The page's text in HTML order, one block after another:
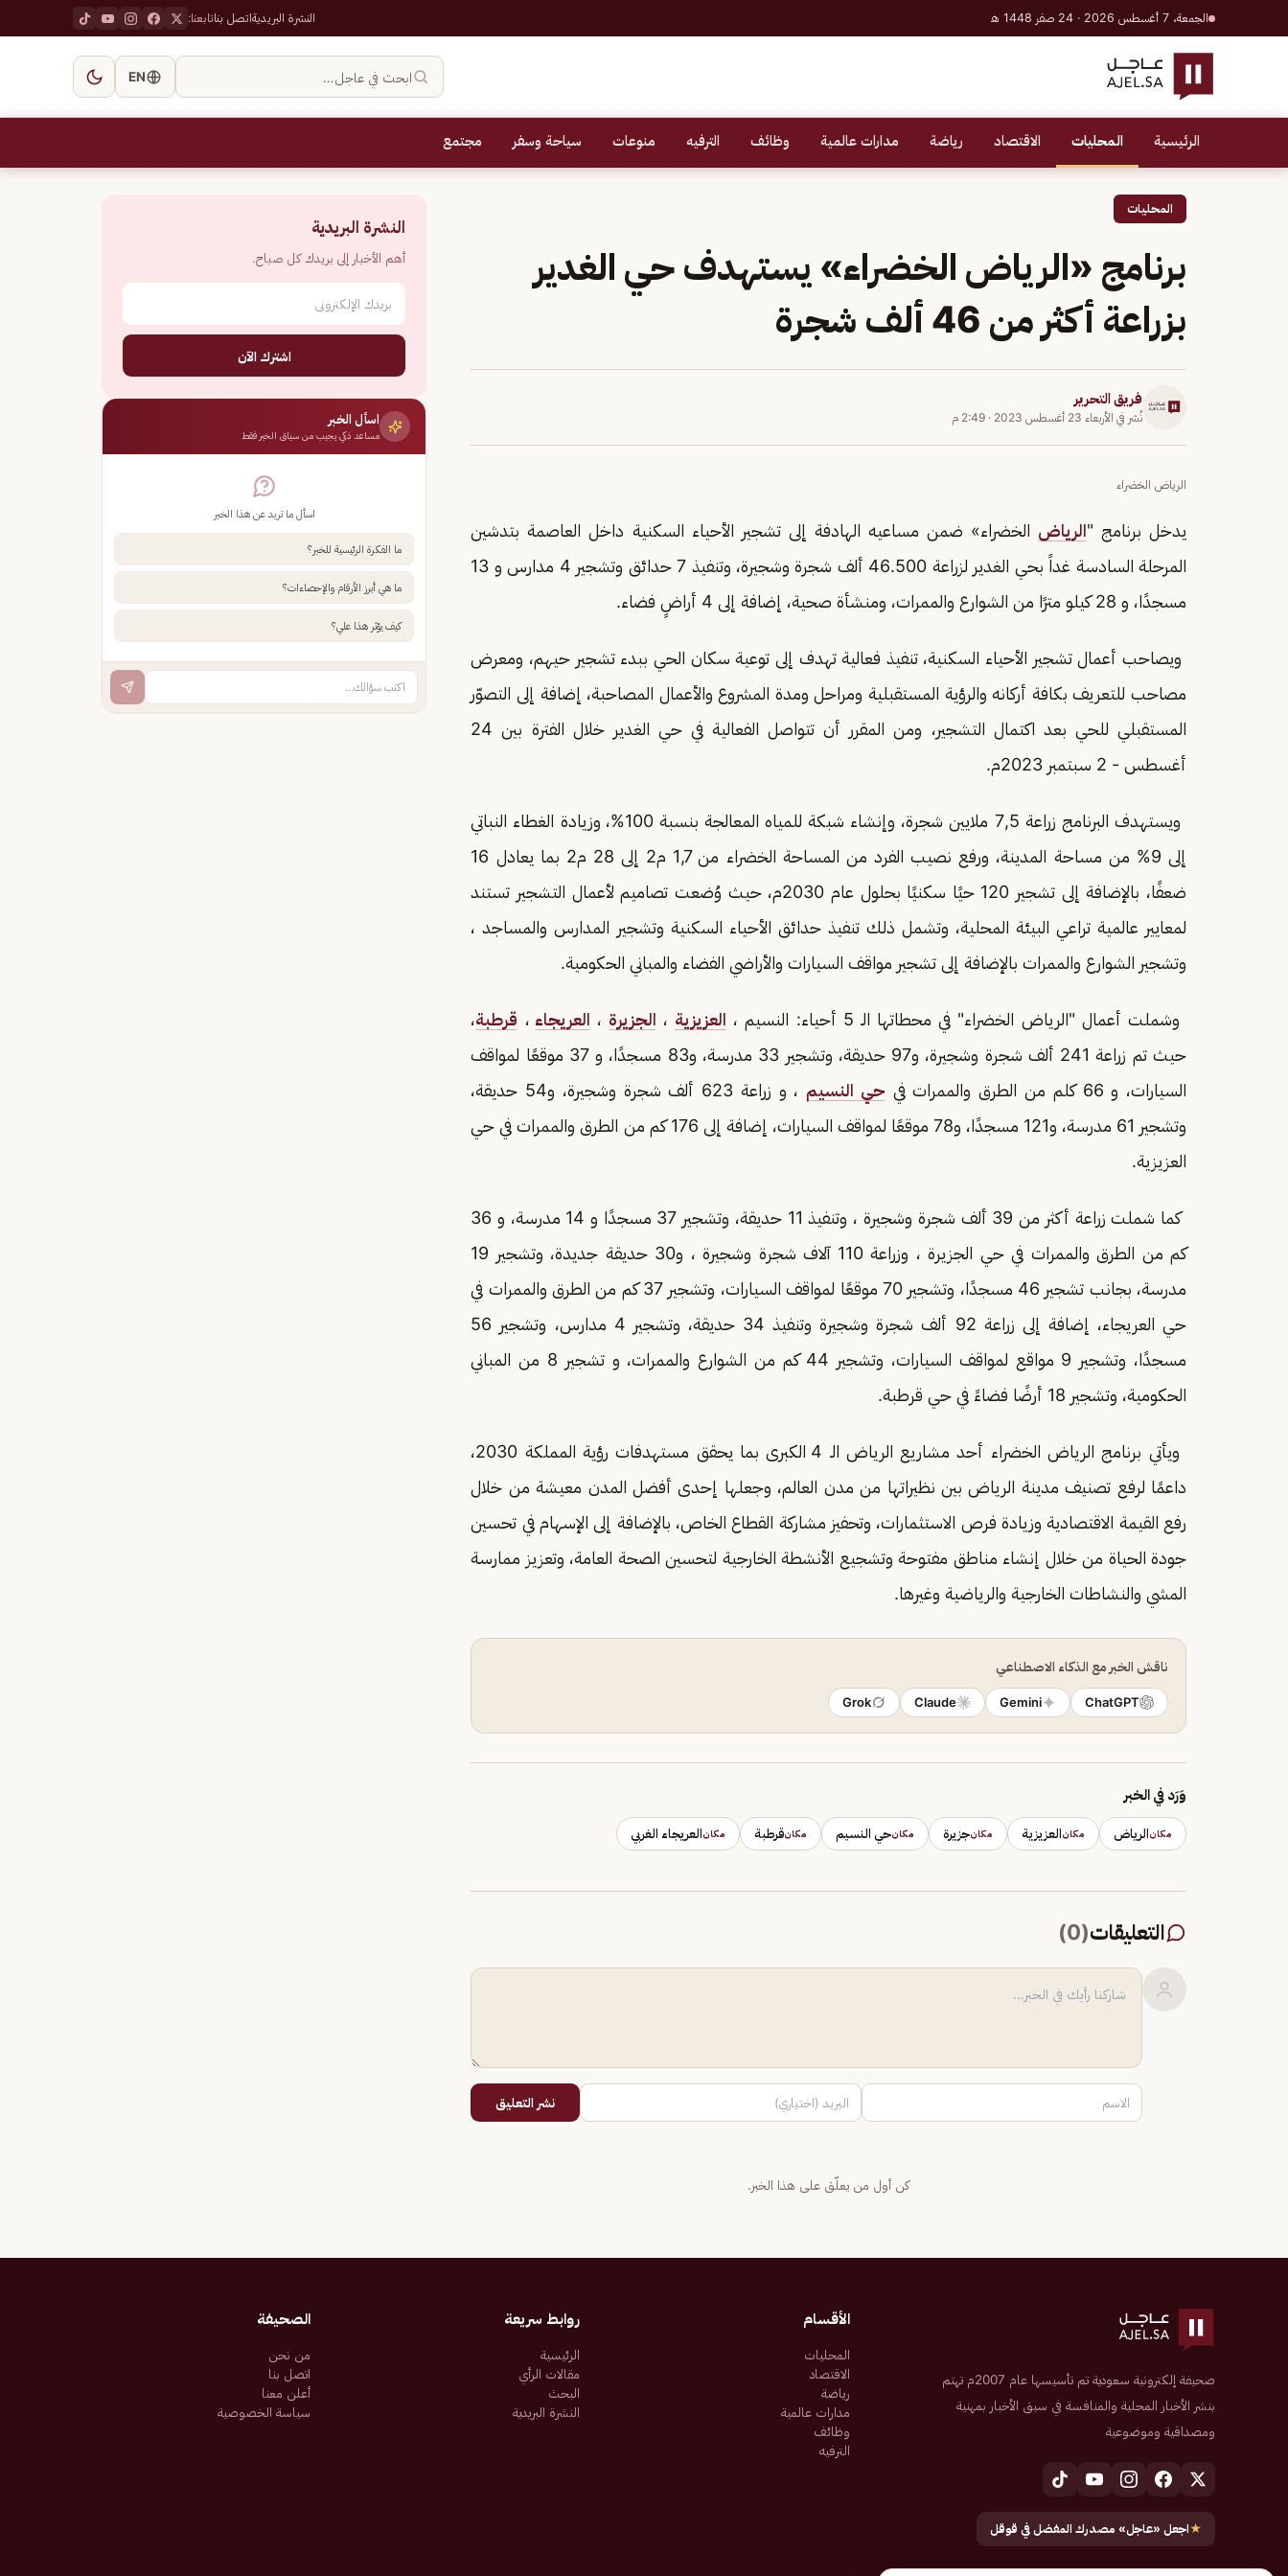
الجمعة، 7 أغسطس 2026 · 24 صفر 1448 هـ النشرة البريديةاتصل بناتابعنا:
ابحث في عاجل… EN
الرئيسية المحليات الاقتصاد رياضة مدارات عالمية وظائف الترفيه منوعات سياحة وسفر مجتمع
المحليات
برنامج «الرياض الخضراء» يستهدف حي الغدير
بزراعة أكثر من 46 ألف شجرة
فريق التحرير
نُشر في الأربعاء 23 أغسطس 2023 · 2:49 م
الرياض الخضراء
يدخل برنامج "الرياض الخضراء» ضمن مساعيه الهادفة إلى تشجير الأحياء السكنية داخل العاصمة بتدشين
المرحلة السادسة غداً بحي الغدير لزراعة 46.500 ألف شجرة وشجيرة، وتنفيذ 7 حدائق وتشجير 4 مدارس و 13
مسجدًا، و 28 كيلو مترًا من الشوارع والممرات، ومنشأة صحية، إضافة إلى 4 أراضٍ فضاء.
ويصاحب أعمال تشجير الأحياء السكنية، تنفيذ فعالية تهدف إلى توعية سكان الحي ببدء تشجير حيهم، ومعرض
مصاحب للتعريف بكافة أركانه والرؤية المستقبلية ومراحل ومدة المشروع والأعمال المصاحبة، إضافة إلى التصوّر
المستقبلي للحي بعد اكتمال التشجير، ومن المقرر أن تتواصل الفعالية في حي الغدير خلال الفترة بين 24
أغسطس - 2 سبتمبر 2023م.
ويستهدف البرنامج زراعة 7,5 ملايين شجرة، وإنشاء شبكة للمياه المعالجة بنسبة 100%، وزيادة الغطاء النباتي
إلى 9% من مساحة المدينة، ورفع نصيب الفرد من المساحة الخضراء من 1,7 م2 إلى 28 م2 بما يعادل 16
ضعفًا، بالإضافة إلى تشجير 120 حيًا سكنيًا بحلول عام 2030م، حيث وُضعت تصاميم لأعمال التشجير تستند
لمعايير عالمية تراعي البيئة المحلية، وتشمل ذلك تنفيذ حدائق الأحياء السكنية وتشجير المدارس والمساجد ،
وتشجير الشوارع والممرات بالإضافة إلى تشجير مواقف السيارات والأراضي الفضاء والمباني الحكومية.
وشملت أعمال "الرياض الخضراء" في محطاتها الـ 5 أحياء: النسيم ، العزيزية ، الجزيرة ، العريجاء ، قرطبة،
حيث تم زراعة 241 ألف شجرة وشجيرة، و97 حديقة، وتشجير 33 مدرسة، و83 مسجدًا، و 37 موقعًا لمواقف
السيارات، و 66 كلم من الطرق والممرات في
حي النسيم
، و زراعة 623 ألف شجرة وشجيرة، و54 حديقة،
وتشجير 61 مدرسة، و121 مسجدًا، و78 موقعًا لمواقف السيارات، إضافة إلى 176 كم من الطرق والممرات في حي
العزيزية.
كما شملت زراعة أكثر من 39 ألف شجرة وشجيرة ، وتنفيذ 11 حديقة، وتشجير 37 مسجدًا و 14 مدرسة، و 36
كم من الطرق والممرات في حي الجزيرة ، وزراعة 110 آلاف شجرة وشجيرة ، و30 حديقة جديدة، وتشجير 19
مدرسة، بجانب تشجير 46 مسجدًا، وتشجير 70 موقعًا لمواقف السيارات، وتشجير 37 كم من الطرق والممرات في
حي العريجاء، إضافة إلى زراعة 92 ألف شجرة وشجيرة وتنفيذ 34 حديقة، وتشجير 4 مدارس، وتشجير 56
مسجدًا، وتشجير 9 مواقع لمواقف السيارات، وتشجير 44 كم من الشوارع والممرات، و تشجير 8 من المباني
الحكومية، وتشجير 18 أرضًا فضاءً في حي قرطبة.
ويأتي برنامج الرياض الخضراء أحد مشاريع الرياض الـ 4 الكبرى بما يحقق مستهدفات رؤية المملكة 2030،
داعمًا لرفع تصنيف مدينة الرياض بين نظيراتها من مدن العالم، وجعلها إحدى أفضل المدن معيشة من خلال
رفع القيمة الاقتصادية وزيادة فرص الاستثمارات، وتحفيز مشاركة القطاع الخاص، بالإضافة إلى الإسهام في تحسين
جودة الحياة من خلال إنشاء مناطق مفتوحة وتشجيع الأنشطة الخارجية لتحسين الصحة العامة، وتعزيز ممارسة
المشي والنشاطات الخارجية والرياضية وغيرها.
ناقش الخبر مع الذكاء الاصطناعي
ChatGPT
Gemini
Claude
Grok
وَرَد في الخبر
مكانالرياض مكانالعزيزية مكانجزيرة مكانحي النسيم مكانقرطبة مكانالعريجاء الغربي
التعليقات(
0
)
نشر التعليق
كن أول من يعلّق على هذا الخبر.
النشرة البريدية
أهم الأخبار إلى بريدك كل صباح.
اشترك الآن
اسأل الخبر
مساعد ذكي يجيب من سياق الخبر فقط
اسأل ما تريد عن هذا الخبر
ما الفكرة الرئيسية للخبر؟
ما هي أبرز الأرقام والإحصاءات؟
كيف يؤثر هذا علي؟
صحيفة إلكترونية سعودية تم تأسيسها عام 2007م تهتم
بنشر الأخبار المحلية والمنافسة في سبق الأخبار بمهنية
ومصداقية وموضوعية
★اجعل «عاجل» مصدرك المفضل في قوقل
الأقسام
المحليات
الاقتصاد
رياضة
مدارات عالمية
وظائف
الترفيه
روابط سريعة
الرئيسية
مقالات الرأي
البحث
النشرة البريدية
الصحيفة
من نحن
اتصل بنا
أعلن معنا
سياسة الخصوصية